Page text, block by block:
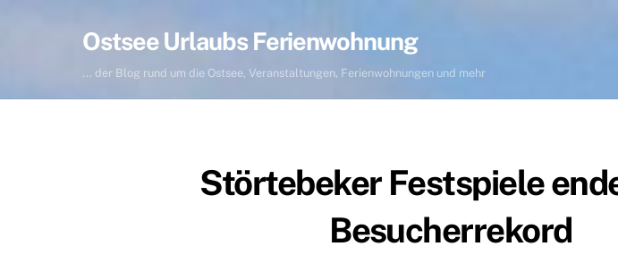
Ostsee Urlaubs Ferienwohnung
... der Blog rund um die Ostsee, Veranstaltungen, Ferienwohnungen und mehr
Störtebeker Festspiele
Besucherrekord